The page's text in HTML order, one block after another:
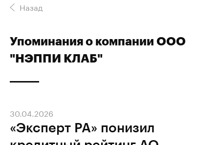
Назад
Упоминания о компании ООО
"НЭППИ КЛАБ"
«Эксперт РА» понизил
30.04.2026